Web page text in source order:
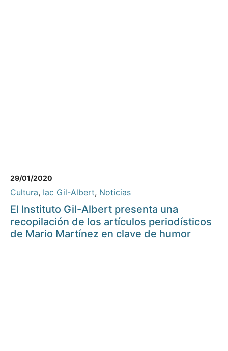
29/01/2020
Cultura, Iac Gil-Albert, Noticias
El Instituto Gil-Albert presenta una
recopilación de los artículos periodísticos
de Mario Martínez en clave de humor